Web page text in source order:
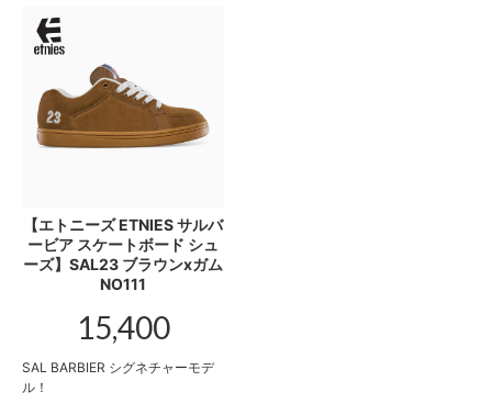
【エトニーズ ETNIES サルバ
ービア スケートボード シュ
ーズ】SAL23 ブラウンxガム
NO111
15,400
SAL BARBIER シグネチャーモデ
ル！